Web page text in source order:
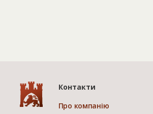
Контакти
Про компанію